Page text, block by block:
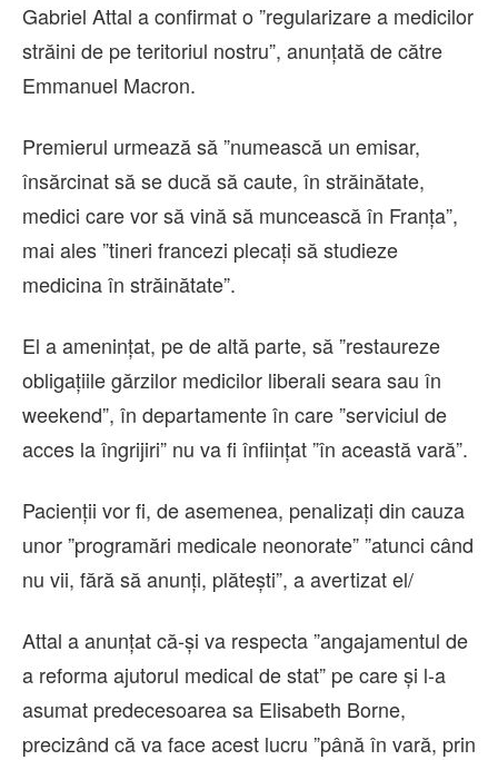
Gabriel Attal a confirmat o ”regularizare a medicilor
străini de pe teritoriul nostru”, anunţată de către
Emmanuel Macron.
Premierul urmează să ”numească un emisar,
însărcinat să se ducă să caute, în străinătate,
medici care vor să vină să muncească în Franţa”,
mai ales ”tineri francezi plecaţi să studieze
medicina în străinătate”.
El a ameninţat, pe de altă parte, să ”restaureze
obligaţiile gărzilor medicilor liberali seara sau în
weekend”, în departamente în care ”serviciul de
acces la îngrijiri” nu va fi înfiinţat ”în această vară”.
Pacienţii vor fi, de asemenea, penalizaţi din cauza
unor ”programări medicale neonorate” ”atunci când
nu vii, fără să anunţi, plăteşti”, a avertizat el/
Attal a anunţat că-şi va respecta ”angajamentul de
a reforma ajutorul medical de stat” pe care şi l-a
asumat predecesoarea sa Elisabeth Borne,
precizând că va face acest lucru ”până în vară, prin